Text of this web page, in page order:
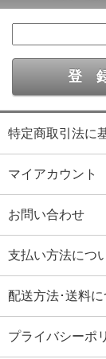
特定商取引法に
マイアカウント
お問い合わせ
支払い方法につ
配送方法･送料に
プライバシーポ